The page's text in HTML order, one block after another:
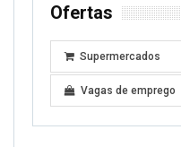
Ofertas
Supermercados
Vagas de emprego